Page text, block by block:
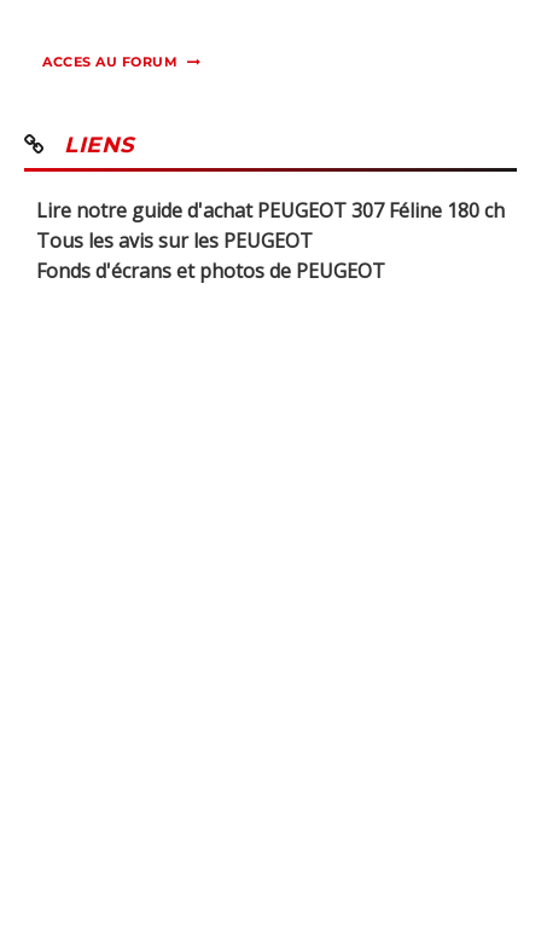
ACCES AU FORUM
LIENS
Lire notre guide d'achat PEUGEOT 307 Féline 180 ch
Tous les avis sur les PEUGEOT
Fonds d'écrans et photos de PEUGEOT